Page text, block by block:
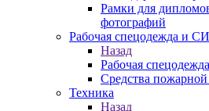
Рамки для
фотографий
Рабочая спецодежда и
Назад
Рабочая
Средства пожарной
Техника
Назад